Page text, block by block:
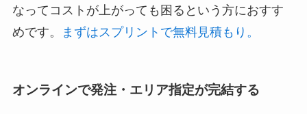
なってコストが上がっても困るという方におすす
めです。
まずはスプリントで無料見積もり。
オンラインで発注・エリア指定が完結する